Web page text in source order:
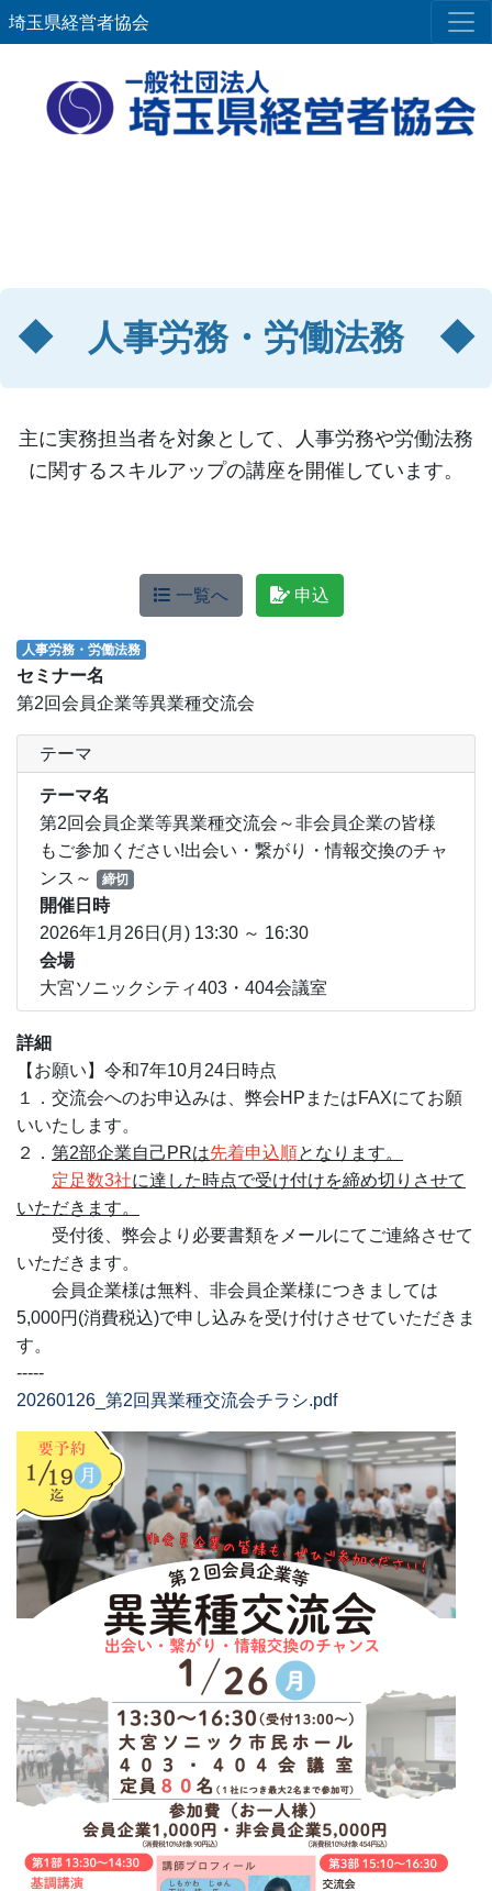
埼玉県経営者協会
◆ 人事労務・労働法務 ◆
主に実務担当者を対象として、人事労務や労働法務
に関するスキルアップの講座を開催しています。
一覧へ 申込
人事労務・労働法務
セミナー名
第2回会員企業等異業種交流会
テーマ
テーマ名
第2回会員企業等異業種交流会～非会員企業の皆様
もご参加ください!出会い・繋がり・情報交換のチャ
ンス～
締切
開催日時
2026年1月26日(月) 13:30 ～ 16:30
会場
大宮ソニックシティ403・404会議室
詳細
【お願い】令和7年10月24日時点
１．交流会へのお申込みは、弊会HPまたはFAXにてお願
いいたします。
２． 第2部企業自己PRは先着申込順となります。
定足数3社に達した時点で受け付けを締め切りさせて
いただきます。
受付後、弊会より必要書類をメールにてご連絡させて
いただきます。
会員企業様は無料、非会員企業様につきましては
5,000円(消費税込)で申し込みを受け付けさせていただきま
す。
-----
20260126_第2回異業種交流会チラシ.pdf